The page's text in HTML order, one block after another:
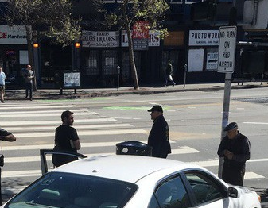
thoát khỏi cầu thang bằng dây cáp từ xe kéo. Được
khách. Phát ngôn viên của SFPD cho biết, mọi